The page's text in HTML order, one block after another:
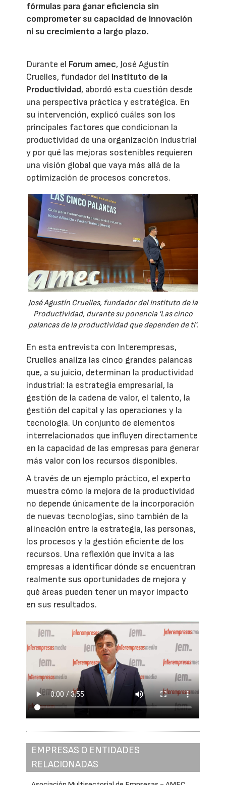
fórmulas para ganar eficiencia sin
comprometer su capacidad de innovación
ni su crecimiento a largo plazo.
Durante el Forum amec, José Agustín
Cruelles, fundador del Instituto de la
Productividad, abordó esta cuestión desde
una perspectiva práctica y estratégica. En
su intervención, explicó cuáles son los
principales factores que condicionan la
productividad de una organización industrial
y por qué las mejoras sostenibles requieren
una visión global que vaya más allá de la
optimización de procesos concretos.
José Agustín Cruelles, fundador del Instituto de la
Productividad, durante su ponencia 'Las cinco
palancas de la productividad que dependen de ti'.
En esta entrevista con Interempresas,
Cruelles analiza las cinco grandes palancas
que, a su juicio, determinan la productividad
industrial: la estrategia empresarial, la
gestión de la cadena de valor, el talento, la
gestión del capital y las operaciones y la
tecnología. Un conjunto de elementos
interrelacionados que influyen directamente
en la capacidad de las empresas para generar
más valor con los recursos disponibles.
A través de un ejemplo práctico, el experto
muestra cómo la mejora de la productividad
no depende únicamente de la incorporación
de nuevas tecnologías, sino también de la
alineación entre la estrategia, las personas,
los procesos y la gestión eficiente de los
recursos. Una reflexión que invita a las
empresas a identificar dónde se encuentran
realmente sus oportunidades de mejora y
qué áreas pueden tener un mayor impacto
en sus resultados.
EMPRESAS O ENTIDADES
RELACIONADAS